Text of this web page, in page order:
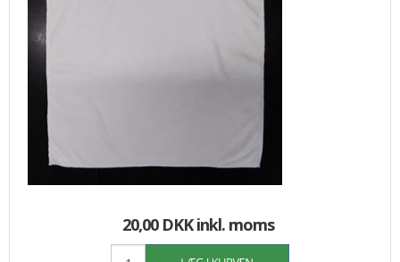
20,00 DKKinkl. moms